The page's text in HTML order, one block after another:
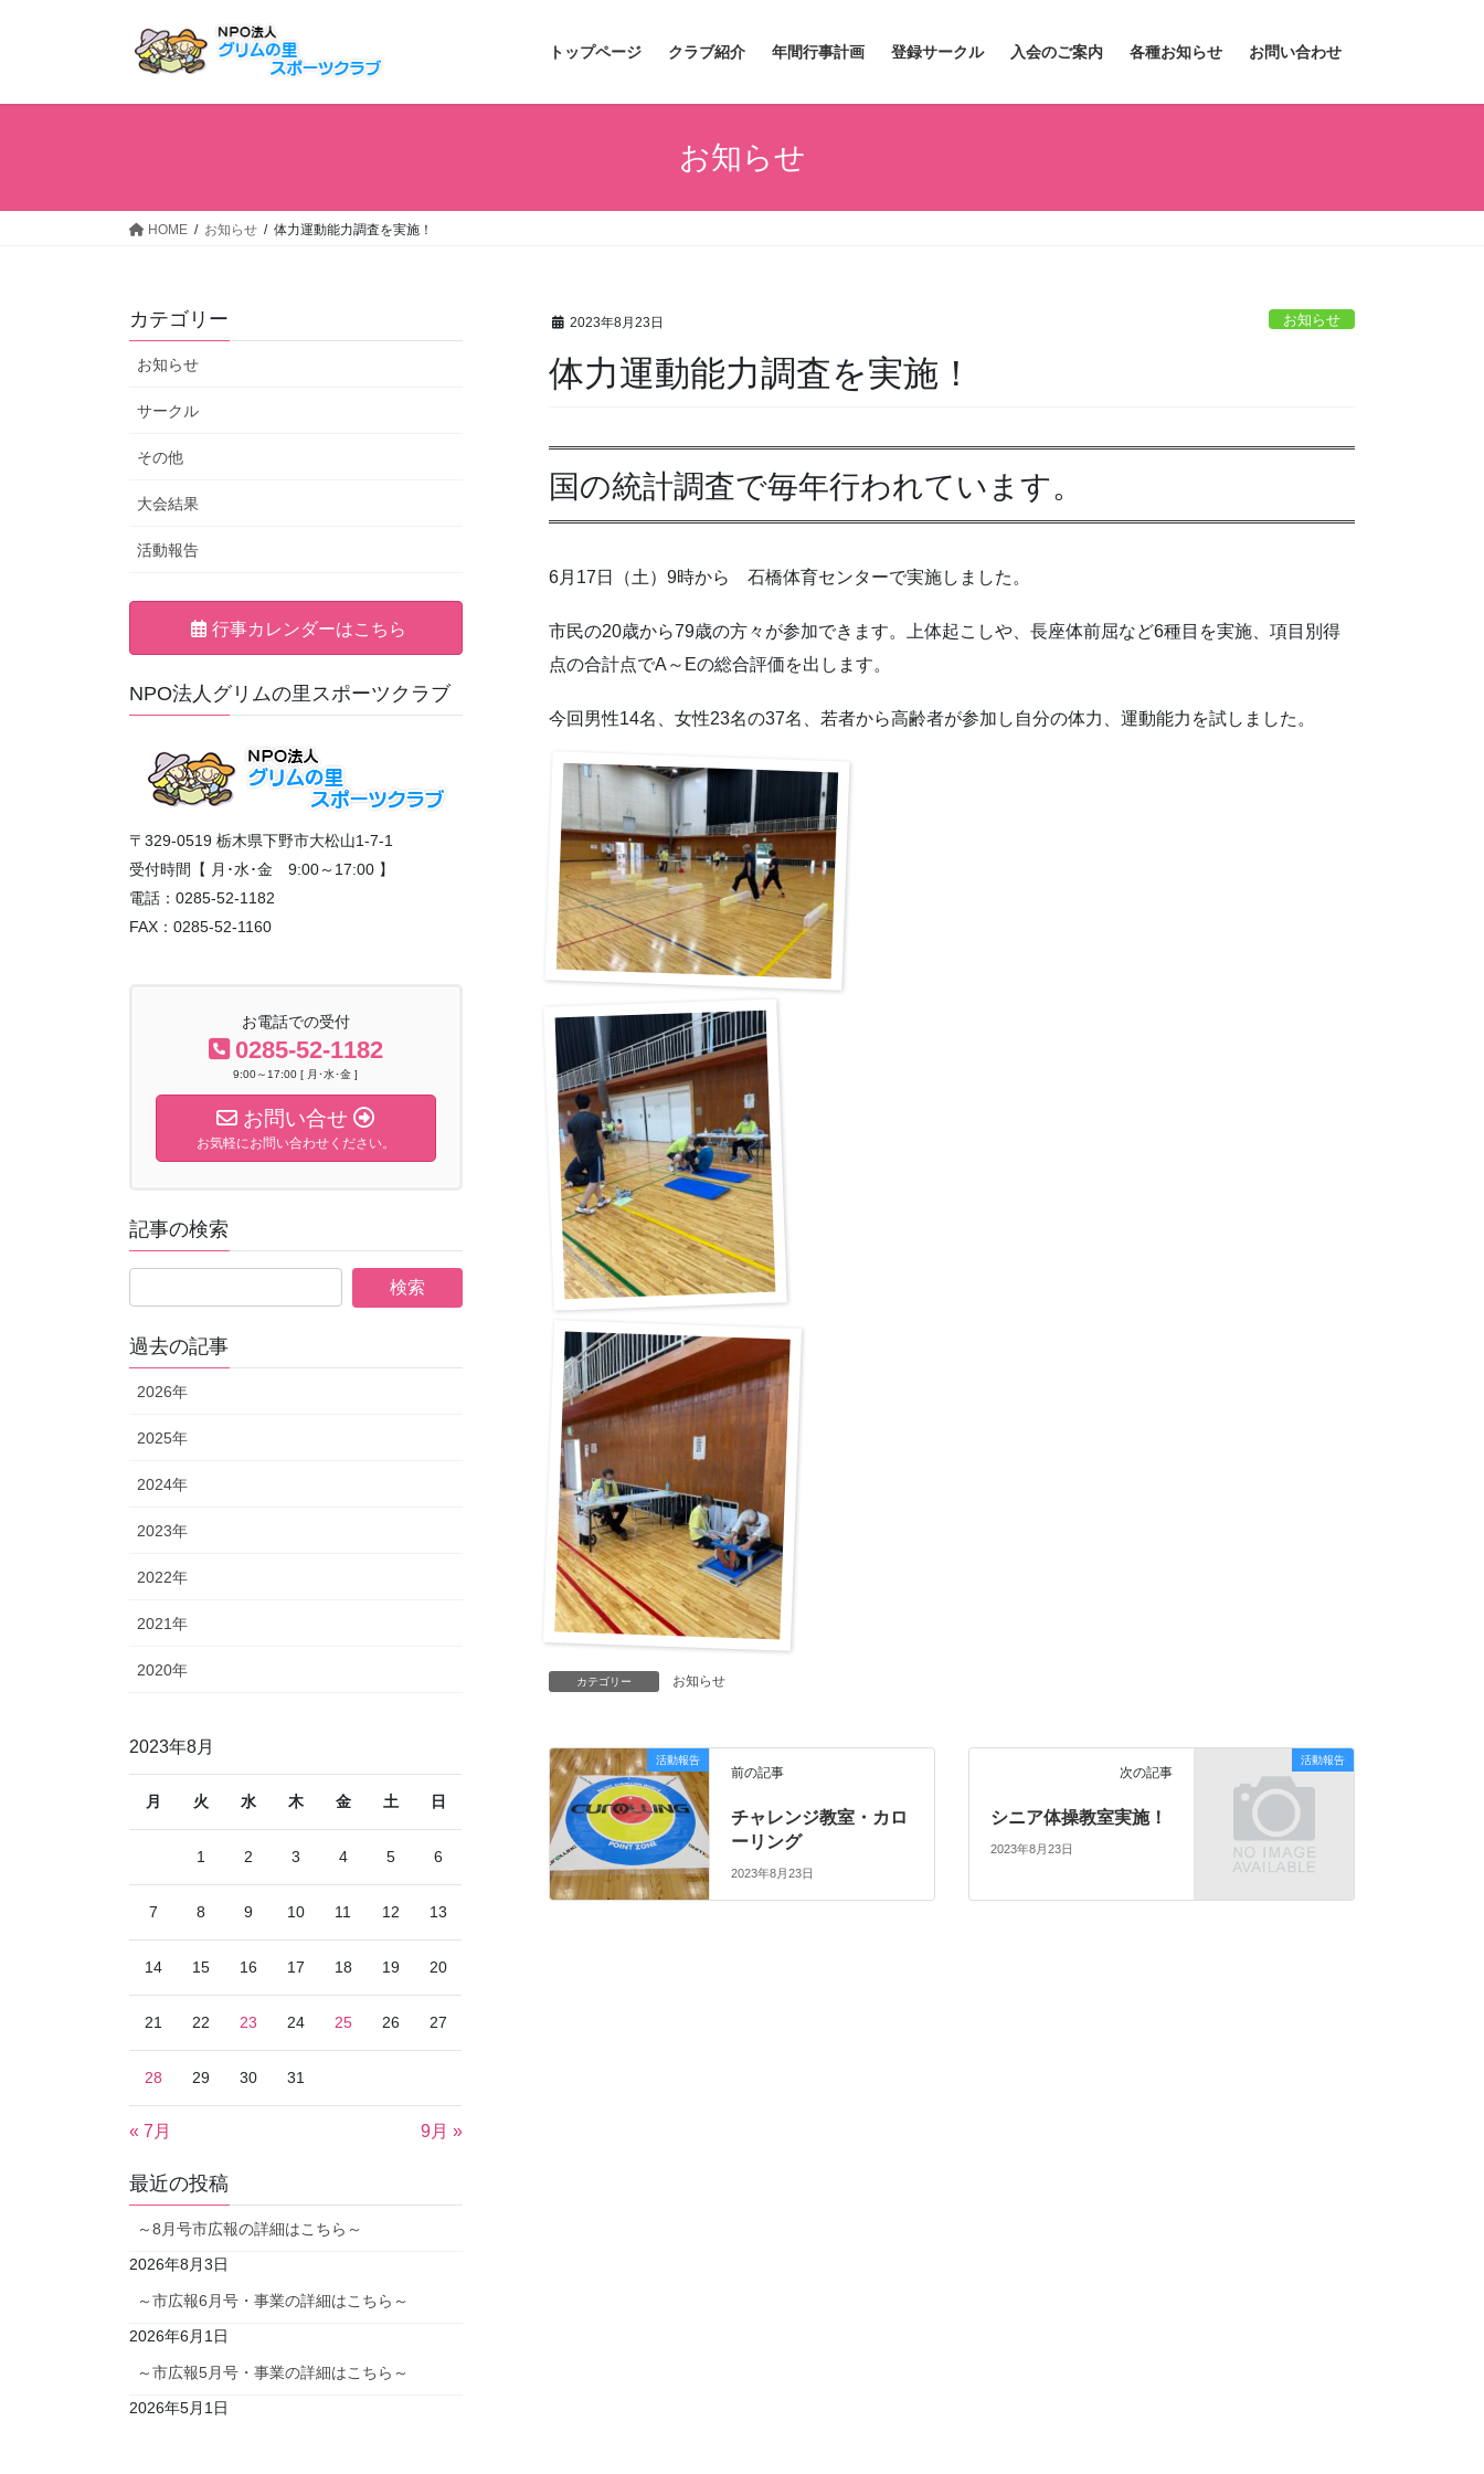
トップページ クラブ紹介 年間行事計画 登録サークル 入会のご案内 各種お知らせ お問い合わせ
お知らせ
HOME お知らせ 体力運動能力調査を実施！
2023年8月23日 お知らせ
体力運動能力調査を実施！
国の統計調査で毎年行われています。
6月17日（土）9時から 石橋体育センターで実施しました。
市民の20歳から79歳の方々が参加できます。上体起こしや、長座体前屈など6種目を実施、項目別得
点の合計点でA～Eの総合評価を出します。
今回男性14名、女性23名の37名、若者から高齢者が参加し自分の体力、運動能力を試しました。
カテゴリー お知らせ
活動報告
前の記事
チャレンジ教室・カロ
ーリング
2023年8月23日
活動報告
次の記事
シニア体操教室実施！
2023年8月23日
カテゴリー
お知らせ
サークル
その他
大会結果
活動報告
行事カレンダーはこちら
NPO法人グリムの里スポーツクラブ
〒329-0519 栃木県下野市大松山1-7-1
受付時間【 月･水･金 9:00～17:00 】
電話：0285-52-1182
FAX：0285-52-1160
お電話での受付
0285-52-1182
9:00～17:00 [ 月･水･金 ]
お問い合せ
お気軽にお問い合わせください。
記事の検索
過去の記事
2026年
2025年
2024年
2023年
2022年
2021年
2020年
2023年8月
月 火 水 木 金 土 日
1 2 3 4 5 6
7 8 9 10 11 12 13
14 15 16 17 18 19 20
21 22 23 24 25 26 27
28 29 30 31
« 7月 9月 »
最近の投稿
～8月号市広報の詳細はこちら～
2026年8月3日
～市広報6月号・事業の詳細はこちら～
2026年6月1日
～市広報5月号・事業の詳細はこちら～
2026年5月1日